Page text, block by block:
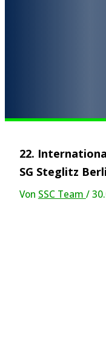
22.
SG Steglitz
Von SSC Team /